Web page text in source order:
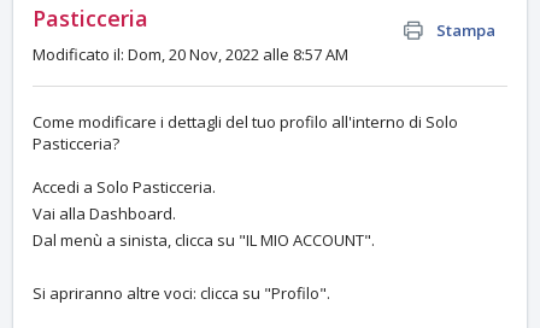
Pasticceria
Stampa
Modificato il: Dom, 20 Nov, 2022 alle 8:57 AM
Come modificare i dettagli del tuo profilo all'interno di Solo
Pasticceria?
Accedi a Solo Pasticceria.
Vai alla Dashboard.
Dal menù a sinista, clicca su "IL MIO ACCOUNT".
Si apriranno altre voci: clicca su "Profilo".